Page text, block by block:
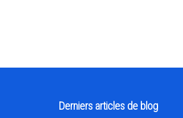
Derniers articles de blog